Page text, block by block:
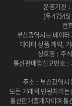
용성 연구 목적:
사용하는 선별검
2월부터 6월까지
2, PHQ-9, BDI
결과: PHQ-2/
높고 소요 시간이
확인됨 DOI / 링크: 논문 보기 � 뇌교육 기
운영기관 :
(우
전
부산광역시는 데이
데이터 상품 계약,
상호명 : 주
통신판매업신고번호 :
주소 : 부산광역시
모든 거래의 민원처리
통신판매중개자이며 통